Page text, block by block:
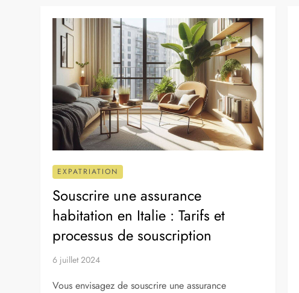
EXPATRIATION
Souscrire une assurance
habitation en Italie : Tarifs et
processus de souscription
6 juillet 2024
Vous envisagez de souscrire une assurance